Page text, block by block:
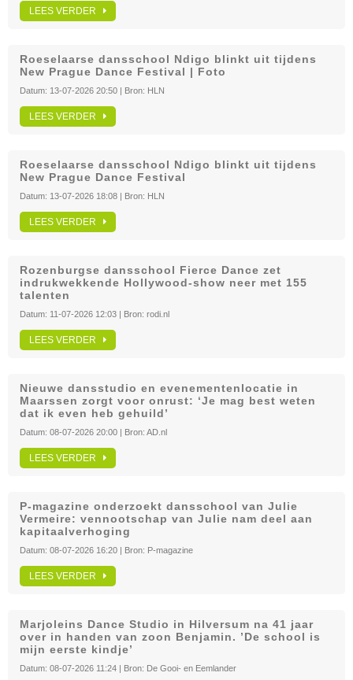
LEES VERDER
Roeselaarse dansschool Ndigo blinkt uit tijdens
New Prague Dance Festival | Foto
Datum: 13-07-2026 20:50 | Bron: HLN
LEES VERDER
Roeselaarse dansschool Ndigo blinkt uit tijdens
New Prague Dance Festival
Datum: 13-07-2026 18:08 | Bron: HLN
LEES VERDER
Rozenburgse dansschool Fierce Dance zet
indrukwekkende Hollywood-show neer met 155
talenten
Datum: 11-07-2026 12:03 | Bron: rodi.nl
LEES VERDER
Nieuwe dansstudio en evenementenlocatie in
Maarssen zorgt voor onrust: ‘Je mag best weten
dat ik even heb gehuild’
Datum: 08-07-2026 20:00 | Bron: AD.nl
LEES VERDER
P-magazine onderzoekt dansschool van Julie
Vermeire: vennootschap van Julie nam deel aan
kapitaalverhoging
Datum: 08-07-2026 16:20 | Bron: P-magazine
LEES VERDER
Marjoleins Dance Studio in Hilversum na 41 jaar
over in handen van zoon Benjamin. ’De school is
mijn eerste kindje’
Datum: 08-07-2026 11:24 | Bron: De Gooi- en Eemlander